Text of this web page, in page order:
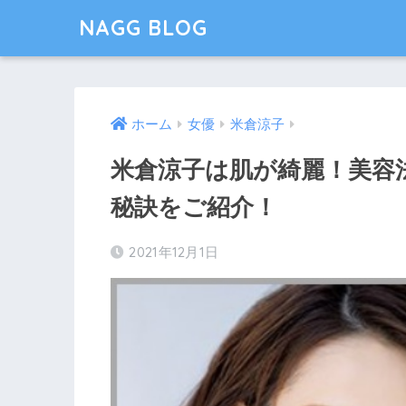
NAGG BLOG
ホーム 女優 米倉涼子
米倉涼子は肌が綺麗！美
秘訣をご紹介！
2021年12月1日